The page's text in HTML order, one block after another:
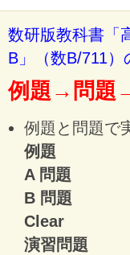
数研版教科書
B」（数B/711）
例題→問題
例題と問題で
例題
A 問題
B 問題
Clear
演習問題